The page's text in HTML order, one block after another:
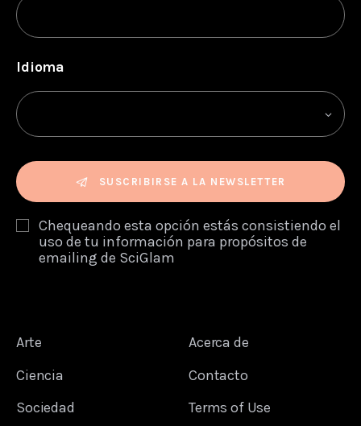
Idioma
SUSCRIBIRSE A LA NEWSLETTER
Chequeando esta opción estás consistiendo el
uso de tu información para propósitos de
emailing de SciGlam
Arte
Ciencia
Sociedad
Acerca de
Contacto
Terms of Use